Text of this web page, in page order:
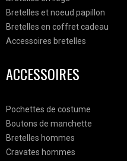
Bretelles et noeud papillon
Bretelles en coffret cadeau
Accessoires bretelles
ACCESSOIRES
Pochettes de costume
Boutons de manchette
Bretelles hommes
Cravates hommes